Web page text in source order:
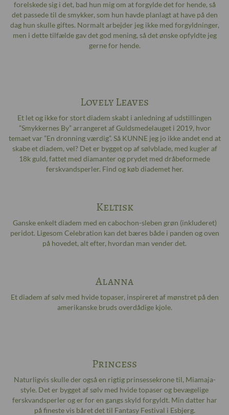
forelskede sig i det, bad hun mig om at forgylde det for hende, så
det passede til de smykker, som hun havde planlagt at have på den
dag hun skulle giftes. Normalt arbejder jeg ikke med forgyldninger,
men i dette tilfælde gav det god mening, så det ønske opfyldte jeg
gerne for hende.
Lovely Leaves
Et let og ikke for stort diadem skabt i anledning af udstillingen
”Smykkernes By” arrangeret af Guldsmedelauget i 2019, hvor
temaet var ”En dronning værdig”. Så KUNNE jeg jo ikke andet end at
skabe et diadem, vel? Det er bygget op af sølvblade, med kugler af
18k guld, fattet med diamanter og prydet med dråbeformede
ferskvandsperler. Find og køb diademet her.
Keltisk
Ganske enkelt diadem med en cabochon-sleben grøn (inkluderet)
peridot. Ligesom Celebration kan det bæres både i panden og oven
på hovedet, alt efter, hvordan man vender det.
Alanna
Et diadem af sølv med hvide topaser, inspireret af mønstret på den
amerikanske bruds overdådige kjole.
Princess
Naturligvis skulle der også en rigtig prinsessekrone til, Miamaja-
style. Det er bygget af sølv med hvide topaser og bevægelige
ferskvandsperler og er for en gangs skyld forgyldt. Min datter har
på fineste vis båret det til Fantasy Festival i Esbjerg.